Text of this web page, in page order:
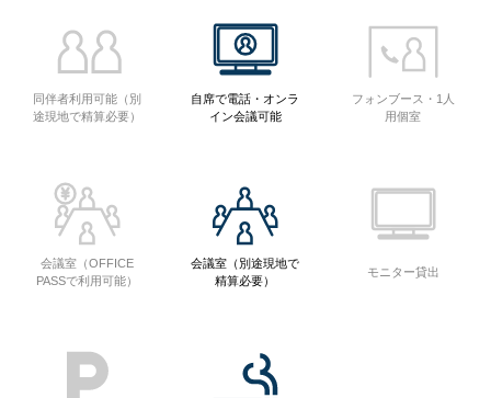
同伴者利用可能（別
途現地で精算必要）
自席で電話・オンラ
イン会議可能
フォンブース・1人
用個室
会議室（OFFICE
PASSで利用可能）
会議室（別途現地で
精算必要）
モニター貸出